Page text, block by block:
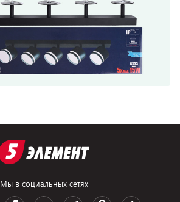
Мы в социальных сетях